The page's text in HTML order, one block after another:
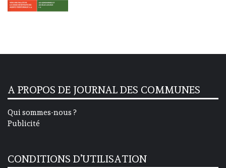
A PROPOS DE JOURNAL DES COMMUNES
Qui sommes-nous ?
Publicité
CONDITIONS D’UTILISATION